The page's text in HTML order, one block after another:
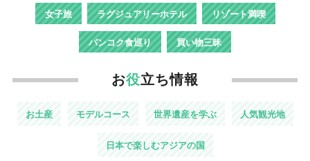
女子旅 ラグジュアリーホテル リゾート満喫
バンコク食巡り 買い物三昧
お役立ち情報
お土産 モデルコース 世界遺産を学ぶ 人気観光地
日本で楽しむアジアの国